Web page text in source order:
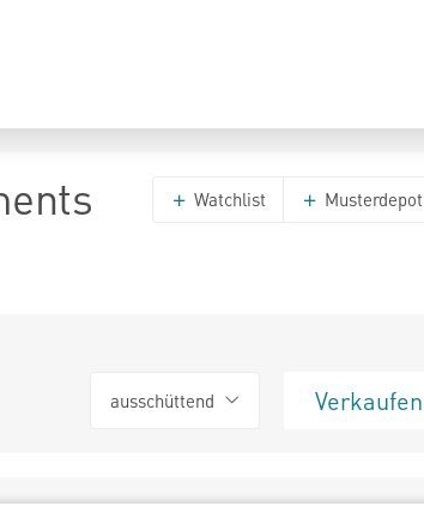
Watchlist Musterdepot
ausschüttend Verkaufen